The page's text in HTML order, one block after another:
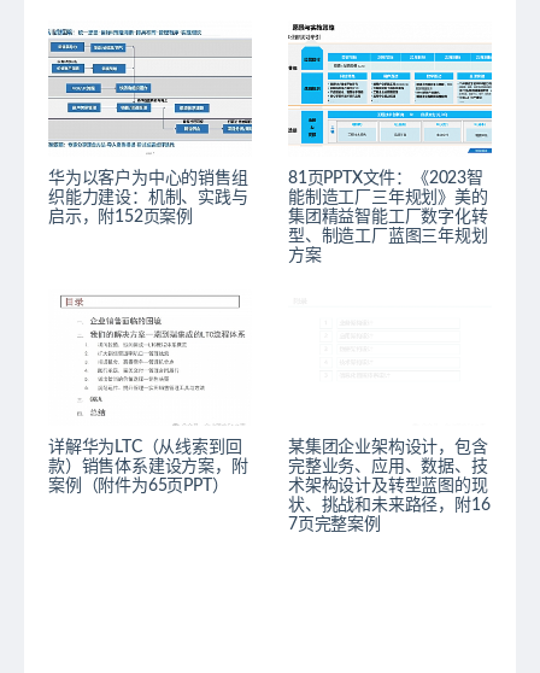
华为以客户为中心的销售组
织能力建设：机制、实践与
启示，附152页案例
81页PPTX文件：《2023智
能制造工厂三年规划》美的
集团精益智能工厂数字化转
型、制造工厂蓝图三年规划
方案
详解华为LTC（从线索到回
款）销售体系建设方案，附
案例（附件为65页PPT）
某集团企业架构设计，包含
完整业务、应用、数据、技
术架构设计及转型蓝图的现
状、挑战和未来路径，附16
7页完整案例